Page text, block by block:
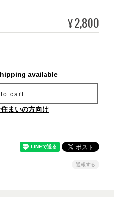
¥2,800
available
cart
まいの方向け
通報する